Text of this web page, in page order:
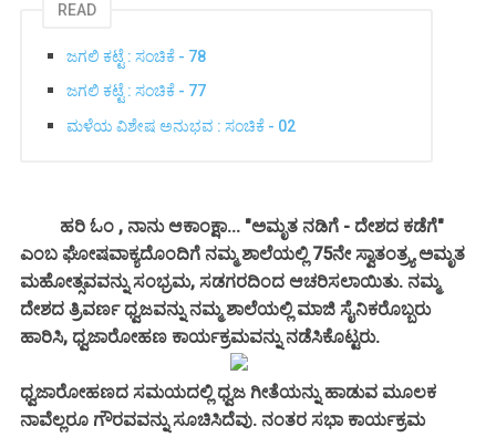
READ
ಜಗಲಿ ಕಟ್ಟೆ : ಸಂಚಿಕೆ - 78
ಜಗಲಿ ಕಟ್ಟೆ : ಸಂಚಿಕೆ - 77
ಮಳೆಯ ವಿಶೇಷ ಅನುಭವ : ಸಂಚಿಕೆ - 02
ಹರಿ ಓಂ , ನಾನು ಆಕಾಂಕ್ಷಾ... "ಅಮೃತ ನಡಿಗೆ - ದೇಶದ ಕಡೆಗೆ"
ಎಂಬ ಘೋಷವಾಕ್ಯದೊಂದಿಗೆ ನಮ್ಮ ಶಾಲೆಯಲ್ಲಿ 75ನೇ ಸ್ವಾತಂತ್ರ್ಯ ಅಮೃತ
ಮಹೋತ್ಸವವನ್ನು ಸಂಭ್ರಮ, ಸಡಗರದಿಂದ ಆಚರಿಸಲಾಯಿತು. ನಮ್ಮ
ದೇಶದ ತ್ರಿವರ್ಣ ಧ್ವಜವನ್ನು ನಮ್ಮ ಶಾಲೆಯಲ್ಲಿ ಮಾಜಿ ಸೈನಿಕರೊಬ್ಬರು
ಹಾರಿಸಿ, ಧ್ವಜಾರೋಹಣ ಕಾರ್ಯಕ್ರಮವನ್ನು ನಡೆಸಿಕೊಟ್ಟರು.
ಧ್ವಜಾರೋಹಣದ ಸಮಯದಲ್ಲಿ ಧ್ವಜ ಗೀತೆಯನ್ನು ಹಾಡುವ ಮೂಲಕ
ನಾವೆಲ್ಲರೂ ಗೌರವವನ್ನು ಸೂಚಿಸಿದೆವು. ನಂತರ ಸಭಾ ಕಾರ್ಯಕ್ರಮ